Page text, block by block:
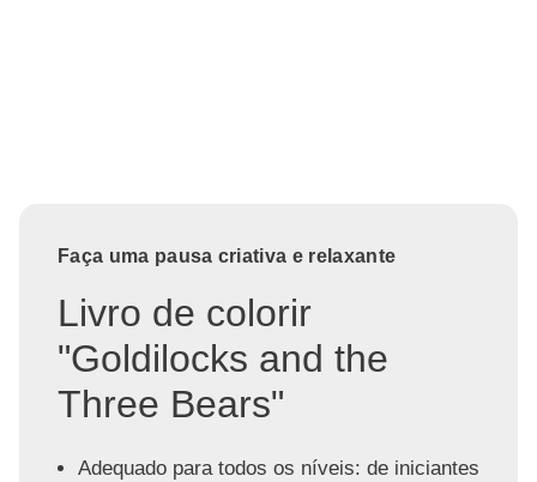
Faça uma pausa criativa e relaxante
Livro de colorir
"Goldilocks and the
Three Bears"
Adequado para todos os níveis: de iniciantes